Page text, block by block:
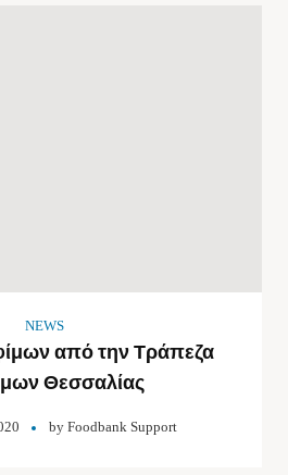
NEWS
από την Τράπεζα
Θεσσαλίας
by Foodbank Support